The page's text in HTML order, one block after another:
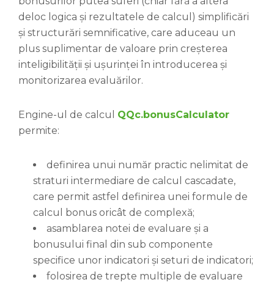
deloc logica și rezultatele de calcul) simplificări
și structurări semnificative, care aduceau un
plus suplimentar de valoare prin creșterea
inteligibilității și ușurinței în introducerea și
monitorizarea evaluărilor.
Engine-ul de calcul QQc.bonusCalculator
permite:
definirea unui număr practic nelimitat de
straturi intermediare de calcul cascadate,
care permit astfel definirea unei formule de
calcul bonus oricât de complexă;
asamblarea notei de evaluare și a
bonusului final din sub componente
specifice unor indicatori și seturi de indicatori;
folosirea de trepte multiple de evaluare